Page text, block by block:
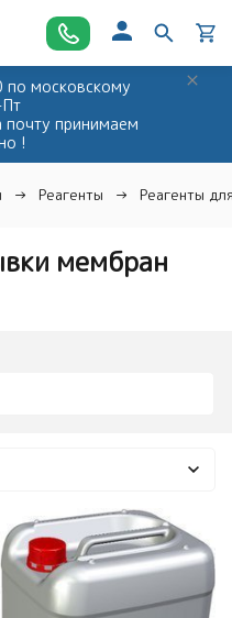
московскому
почту принимаем
!
Реагенты Реагенты
мембран